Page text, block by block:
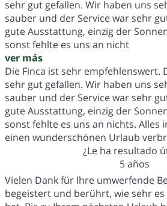
sehr gut gefallen. Wir haben uns
sauber und der Service war sehr
gute Ausstattung, einzig der
sonst fehlte es uns an nicht
ver más
Die Finca ist sehr empfehlenswert.
sehr gut gefallen. Wir haben uns
sauber und der Service war sehr
gute Ausstattung, einzig der
sonst fehlte es uns an nichts. Alles
einen wunderschönen Urlaub
¿Le ha resultado
5 años
Vielen Dank für Ihre umwerfende
begeistert und berührt, wie sehr